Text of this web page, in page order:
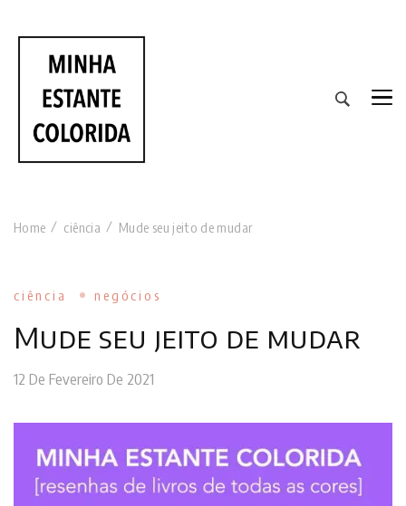
Home ciência Mude seu jeito de mudar
ciência negócios
Mude seu jeito de mudar
12 De Fevereiro De 2021